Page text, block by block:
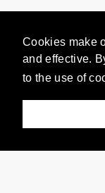
Cookies make
and effective.
to the use of